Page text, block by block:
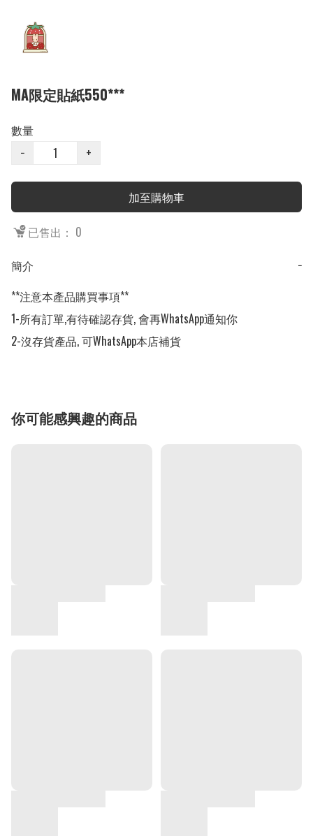
MA限定貼紙550***
數量
−
+
加至購物車
已售出： 0
簡介
−
**注意本產品購買事項**
1-所有訂單,有待確認存貨, 會再WhatsApp通知你
2-沒存貨產品, 可WhatsApp本店補貨
你可能感興趣的商品